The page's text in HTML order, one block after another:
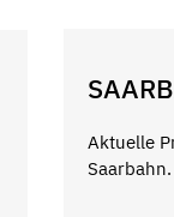
Aktuelle
Saarbahn.